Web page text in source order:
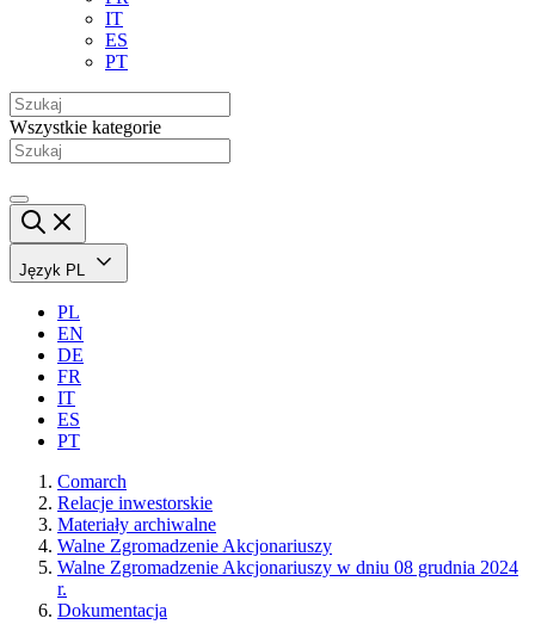
IT
ES
PT
Wszystkie kategorie
Język PL
PL
EN
DE
FR
IT
ES
PT
Comarch
Relacje inwestorskie
Materiały archiwalne
Walne Zgromadzenie Akcjonariuszy
Walne Zgromadzenie Akcjonariuszy w dniu 08 grudnia 2024
r.
Dokumentacja